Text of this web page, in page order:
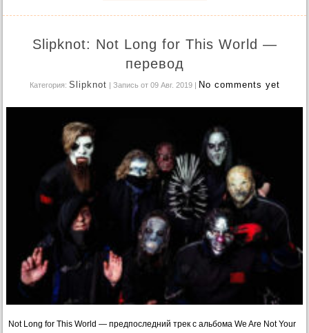
Slipknot: Not Long for This World —
перевод
Категория: Slipknot | Запись от 09 Авг. 2019 No comments yet
Not Long for This World — предпоследний трек с альбома We Are Not Your